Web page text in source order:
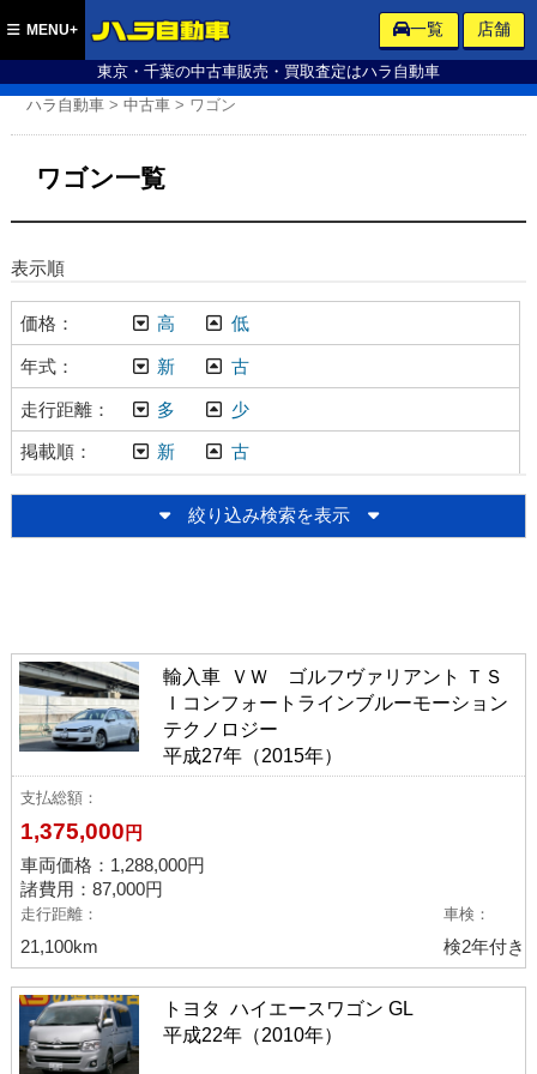
東京・千葉の中古車販売・買取査定はハラ自動車
MENU+ 一覧 店舗
ハラ自動車 >中古車 > ワゴン
ワゴン一覧
表示順
価格 高 低
年式 新 古
走行距離 多 少
掲載順 新 古
絞り込み検索
ミニバン・ワンボックス ピックアップ車
ワゴン(2) SUV・クロカン(3) バン・トラック(26)
メーカーから選ぶ
トヨタ(13)
三菱(2) いすゞ(3)
輸入車 ＶＷ ゴルフヴァリアント ＴＳ
Ｉコンフォートラインブルーモーション
テクノロジー
平成27年（2015年）
支払総額
1,375,000 円
車両価格： 1,288,000円
諸費用：87,000円
走行距離
21,100km
車検
検2年付き
トヨタ ハイエースワゴン GL
平成22年（2010年）